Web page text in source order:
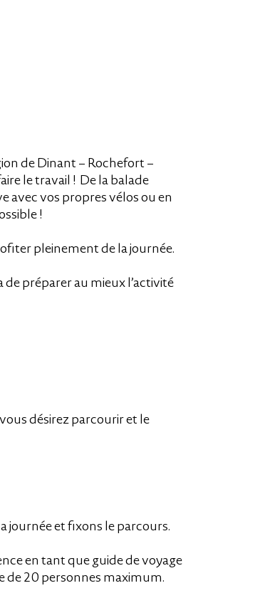
de Dinant – Rochefort –
le travail ! De la balade
vos propres vélos ou en
!
pleinement de la journée.
préparer au mieux l’activité
désirez parcourir et le
journée etfixons le parcours.
en tant que guide de voyage
de 20 personnes maximum.